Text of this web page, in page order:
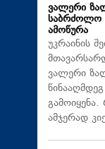
ვალერი
საბრძოლო
ამოწურა
უკრაინის
ვალერი
ამჯერად